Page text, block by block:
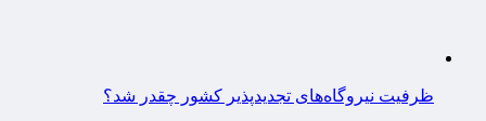
ظرفیت نیروگاه‌های تجدیدپذیر کشور چقدر شد؟